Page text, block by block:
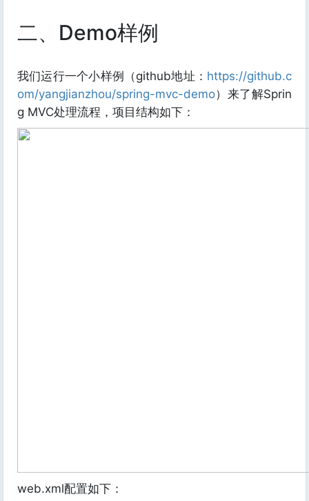
二、Demo样例
我们运行一个小样例（github地址： https://github.c
om/yangjianzhou/spring-mvc-demo）来了解Sprin
g MVC处理流程，项目结构如下：
web.xml配置如下：